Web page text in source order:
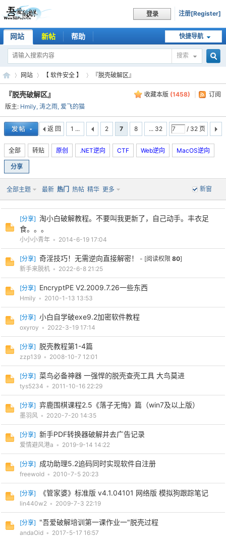
登录 注册[Register]
快捷导航
网站 新帖 帮助
搜索
吾
破
»
网站
›
【 软件安全 】
›
『脱壳破解区』
收藏本版 (1458) 订阅
『脱壳破解区』
版主: Hmily, 涛之雨, 爱飞的猫
1 ... 2 7 8 ... 32 / 32 页
返 回
全部 转贴 原创 .NET逆向 CTF Web逆向 MacOS逆向
分享
新窗
全部主题 最新 热门 热帖 精华 更多
[分享] 淘小白破解教程。不要叫我更新了，自己动手。丰衣足
食。。。
小小小青年 • 2014-6-19 17:04
[分享] 奇淫技巧！无需逆向直接解密！ - [阅读权限 80]
新手来脱机 • 2022-6-8 21:25
[分享] EncryptPE V2.2009.7.26一些东西
Hmily • 2010-1-13 13:53
[分享] 小白自学破exe9.2加密软件教程
oxyroy • 2022-3-19 17:14
[分享] 脱壳教程第1-4篇
zzp139 • 2008-10-7 12:01
[分享] 菜鸟必备神器 一强悍的脱壳查壳工具 大鸟莫进
tys5234 • 2011-10-16 22:29
[分享] 弈鹿围棋课程2.5《落子无悔》篇（win7及以上版）
墨羽风 • 2020-7-20 14:35
[分享] 新手PDF转换器破解并去广告记录
爱情避风港a • 2019-9-14 14:22
[分享] 成功助理5.2追码同时实现软件自注册
freewold • 2010-7-5 20:23
[分享] 《管家婆》标准版 v4.1.04101 网络版 模拟狗跟踪笔记
lin440w2 • 2009-7-3 22:19
[分享] "吾爱破解培训第一课作业一"脱壳过程
andaOid • 2017-5-17 16:57